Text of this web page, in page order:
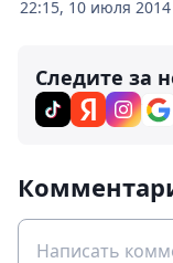
22:15, 10 июля 2014
Следите за